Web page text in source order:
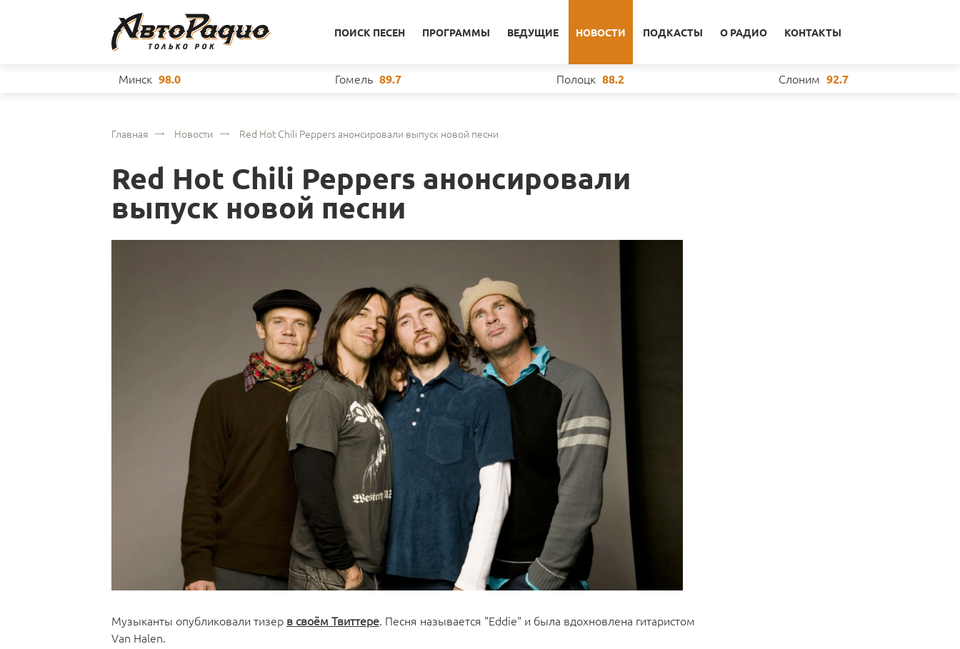
ПОИСК ПЕСЕН ПРОГРАММЫ ВЕДУЩИЕ НОВОСТИ ПОДКАСТЫ О РАДИО КОНТАКТЫ
Минск 98.0 Гомель 89.7 Полоцк 88.2 Слоним 92.7
Главная Новости Red Hot Chili Peppers анонсировали выпуск новой песни
Red Hot Chili Peppers анонсировали
выпуск новой песни
Музыканты опубликовали тизер в своём Твиттере. Песня называется "Eddie" и была вдохновлена гитаристом
Van Halen.